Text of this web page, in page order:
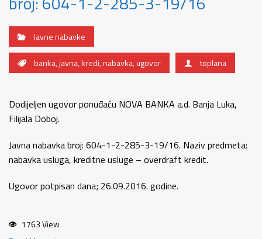
Javne nabavke
banka,javna,kredi,nabavka,ugovor toplana
Dodijeljen ugovor ponuđaču NOVA BANKA a.d. Banja Luka,
Filijala Doboj.
Javna nabavka broj: 604-1-2-285-3-19/16. Naziv predmeta:
nabavka usluga, kreditne usluge – overdraft kredit.
Ugovor potpisan dana; 26.09.2016. godine.
1763 View